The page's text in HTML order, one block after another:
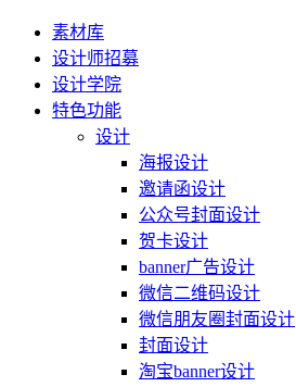
素材库
设计师招募
设计学院
特色功能
设计
海报设计
邀请函设计
公众号封面设计
贺卡设计
banner广告设计
微信二维码设计
微信朋友圈封面设计
封面设计
淘宝banner设计